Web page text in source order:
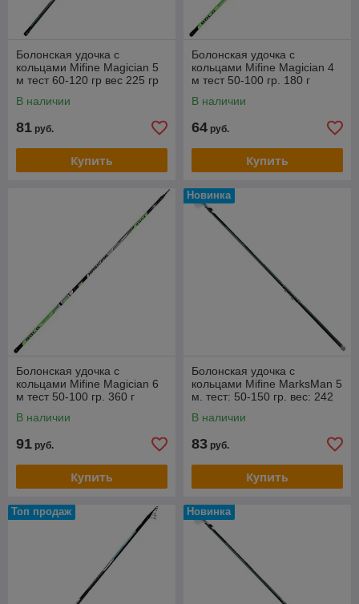
Болонская удочка с
кольцами Mifine Magician 5
м тест 60-120 гр вес 225 гр
В наличии
81 руб.
Купить
Болонская удочка с
кольцами Mifine Magician 4
м тест 50-100 гр. 180 г
В наличии
64 руб.
Купить
Болонская удочка с
кольцами Mifine Magician 6
м тест 50-100 гр. 360 г
В наличии
91 руб.
Купить
Новинка
Болонская удочка с
кольцами Mifine MarksMan 5
м. тест: 50-150 гр. вес: 242
В наличии
83 руб.
Купить
Топ продаж Новинка